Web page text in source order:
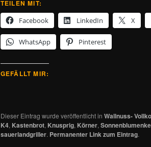
TEILEN MIT:
Facebook
LinkedIn X
WhatsApp Pinterest
GEFÄLLT MIR:
Dieser Eintrag wurde veröffentlicht in Wallnuss-
K4, Kastenbrot, Knusprig, Körner,
sauerlandgriller. Permanenter Link zum Eintrag.